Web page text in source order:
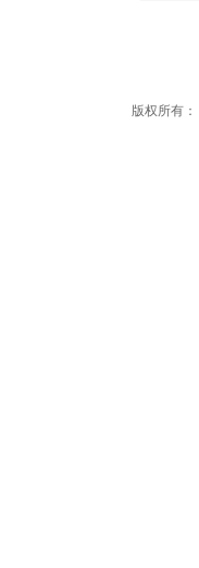
版权所有：